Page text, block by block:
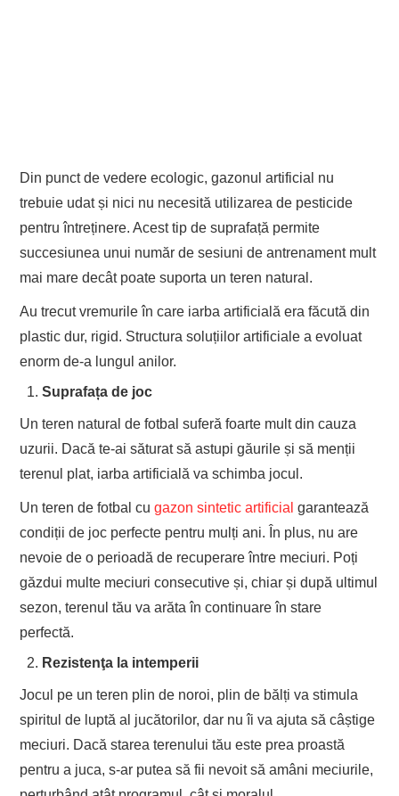
Din punct de vedere ecologic, gazonul artificial nu
trebuie udat și nici nu necesită utilizarea de pesticide
pentru întreținere. Acest tip de suprafață permite
succesiunea unui număr de sesiuni de antrenament mult
mai mare decât poate suporta un teren natural.
Au trecut vremurile în care iarba artificială era făcută din
plastic dur, rigid. Structura soluțiilor artificiale a evoluat
enorm de-a lungul anilor.
Suprafața de joc
Un teren natural de fotbal suferă foarte mult din cauza
uzurii. Dacă te-ai săturat să astupi găurile și să menții
terenul plat, iarba artificială va schimba jocul.
Un teren de fotbal cugazon sintetic artificial garantează
condiții de joc perfecte pentru mulți ani. În plus, nu are
nevoie de o perioadă de recuperare între meciuri. Poți
găzdui multe meciuri consecutive și, chiar și după ultimul
sezon, terenul tău va arăta în continuare în stare
perfectă.
Rezistenţa la intemperii
Jocul pe un teren plin de noroi, plin de bălți va stimula
spiritul de luptă al jucătorilor, dar nu îi va ajuta să câștige
meciuri. Dacă starea terenului tău este prea proastă
pentru a juca, s-ar putea să fii nevoit să amâni meciurile,